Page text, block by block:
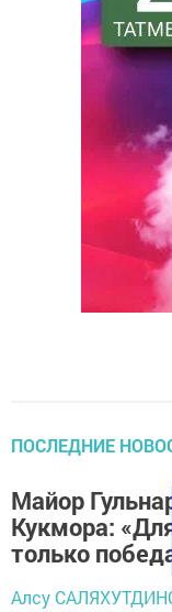
ПОСЛЕДНИЕ
Майор
Кукмора:
только
Алсу